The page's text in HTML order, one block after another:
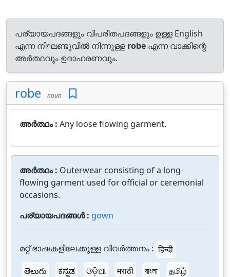
പര്യായപദങ്ങളും വിപരീതപദങ്ങളും ഉള്ള English
എന്ന നിഘണ്ടുവിൽ നിന്നുള്ള robe എന്ന വാക്കിന്റെ
അർത്ഥവും ഉദാഹരണവും.
robe noun
അർത്ഥം : Any loose flowing garment.
അർത്ഥം : Outerwear consisting of a long
flowing garment used for official or ceremonial
occasions.
പര്യായപദങ്ങൾ : gown
മറ്റ് ഭാഷകളിലേക്കുള്ള വിവർത്തനം : हिन्दी
తెలుగు
ಕನ್ನಡ ଓଡ଼ିଆ मराठी বাংলা
தமிழ்